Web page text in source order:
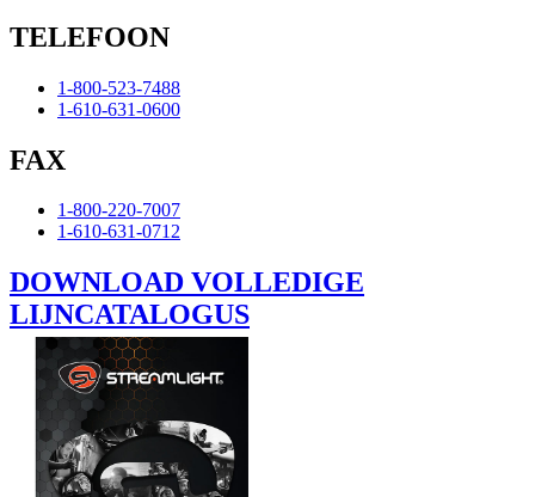
TELEFOON
1-800-523-7488
1-610-631-0600
FAX
1-800-220-7007
1-610-631-0712
DOWNLOAD VOLLEDIGE
LIJNCATALOGUS